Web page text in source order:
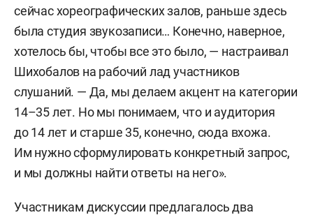
сейчас хореографических залов, раньше здесь
была студия звукозаписи… Конечно, наверное,
хотелось бы, чтобы все это было, — настраивал
Шихобалов на рабочий лад участников
слушаний. — Да, мы делаем акцент на категории
14–35 лет. Но мы понимаем, что и аудитория
до 14 лет и старше 35, конечно, сюда вхожа.
Им нужно сформулировать конкретный запрос,
и мы должны найти ответы на него».
Участникам дискуссии предлагалось два